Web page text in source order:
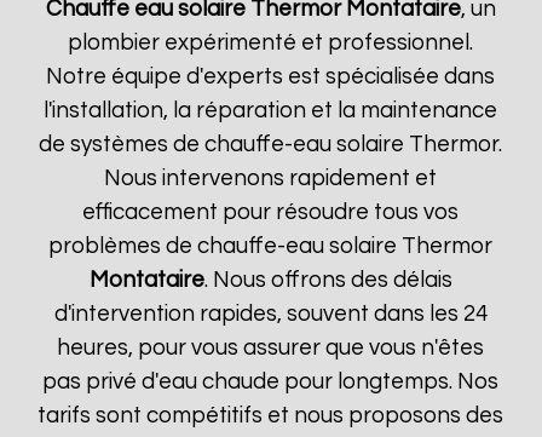
Chauffe eau solaire Thermor Montataire, un
plombier expérimenté et professionnel.
Notre équipe d'experts est spécialisée dans
l'installation, la réparation et la maintenance
de systèmes de chauffe-eau solaire Thermor.
Nous intervenons rapidement et
efficacement pour résoudre tous vos
problèmes de chauffe-eau solaire Thermor
Montataire. Nous offrons des délais
d'intervention rapides, souvent dans les 24
heures, pour vous assurer que vous n'êtes
pas privé d'eau chaude pour longtemps. Nos
tarifs sont compétitifs et nous proposons des